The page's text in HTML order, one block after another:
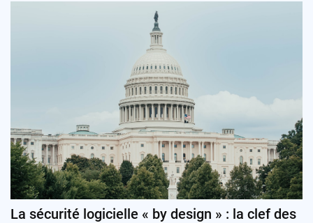
La sécurité logicielle « by design » : la clef des